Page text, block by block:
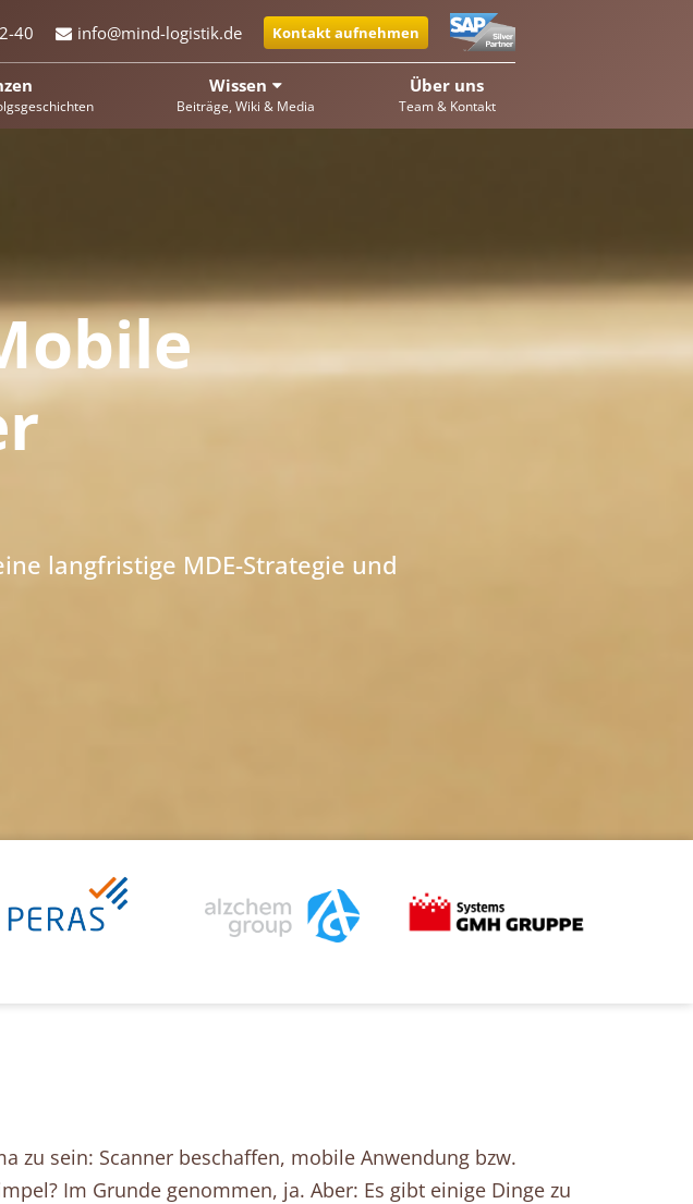
40 info@mind-logistik.de Kontakt aufnehmen
Wissen
Beiträge, Wiki & Media
Über uns
Team & Kontakt
langfristige MDE-Strategie und
zu sein: Scanner beschaffen, mobile Anwendung bzw.
Im Grunde genommen, ja. Aber: Es gibt einige Dinge zu